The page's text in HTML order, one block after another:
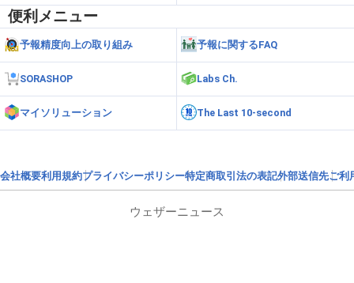
便利メニュー
予報精度向上の取り組み 予報に関するFAQ
SORASHOP Labs Ch.
マイソリューション The Last 10-second
会社概要利用規約プライバシーポリシー特定商取引法の表記外部送信先ご利
ウェザーニュース